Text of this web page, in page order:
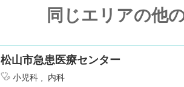
同じエリアの他
松山市急患医療センター
小児科
内科